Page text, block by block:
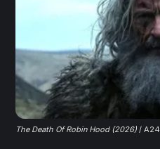
The Death Of Robin Hood (2026)/ A24